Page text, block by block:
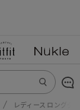
レディース ロングダ